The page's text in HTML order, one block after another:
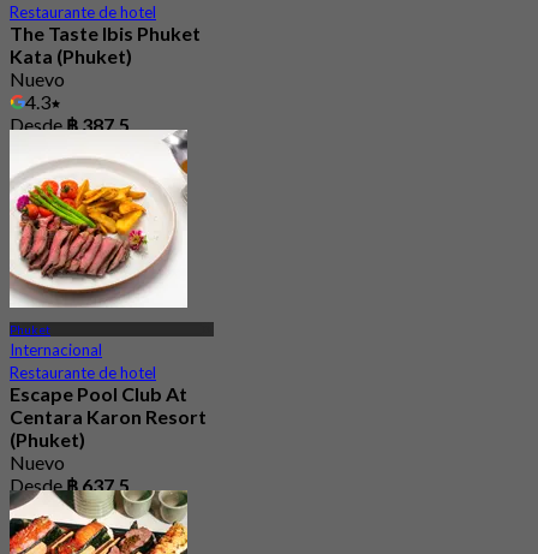
Restaurante de hotel
The Taste Ibis Phuket
Kata (Phuket)
Nuevo
4.3
Desde ฿ 387.5
Phuket
Internacional
Restaurante de hotel
Escape Pool Club At
Centara Karon Resort
(Phuket)
Nuevo
Desde ฿ 637.5